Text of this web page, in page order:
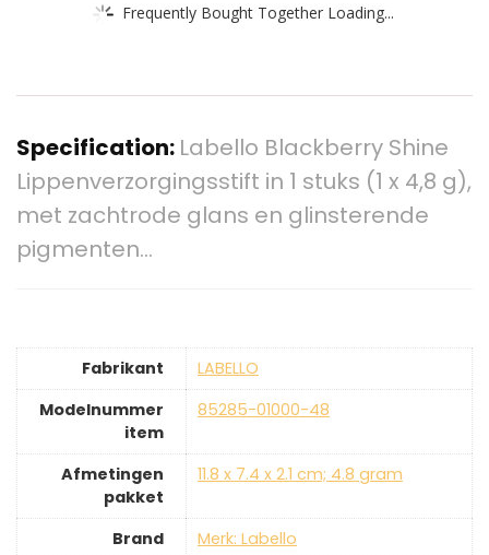
Frequently Bought Together Loading...
Specification: Labello Blackberry Shine
Lippenverzorgingsstift in 1 stuks (1 x 4,8 g),
met zachtrode glans en glinsterende
pigmenten…
Fabrikant
‎LABELLO
Modelnummer
item
‎85285-01000-48
Afmetingen
pakket
‎11.8 x 7.4 x 2.1 cm; 4.8 gram
Brand Merk: Labello